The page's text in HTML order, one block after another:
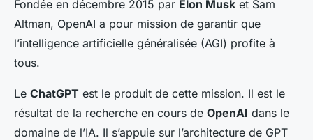
Fondée en décembre 2015 par Elon Musk et Sam
Altman, OpenAI a pour mission de garantir que
l’intelligence artificielle généralisée (AGI) profite à
tous.
Le ChatGPT est le produit de cette mission. Il est le
résultat de la recherche en cours de OpenAI dans le
domaine de l’IA. Il s’appuie sur l’architecture de GPT